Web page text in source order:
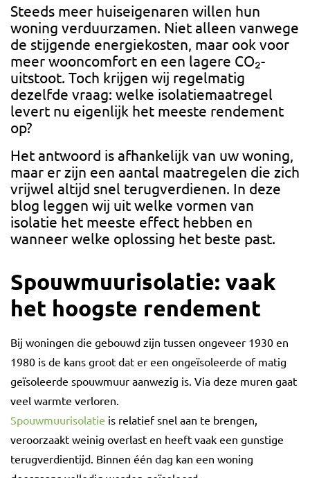
Steeds meer huiseigenaren willen hun
woning verduurzamen. Niet alleen vanwege
de stijgende energiekosten, maar ook voor
meer wooncomfort en een lagere CO₂-
uitstoot. Toch krijgen wij regelmatig
dezelfde vraag: welke isolatiemaatregel
levert nu eigenlijk het meeste rendement
op?
Het antwoord is afhankelijk van uw woning,
maar er zijn een aantal maatregelen die zich
vrijwel altijd snel terugverdienen. In deze
blog leggen wij uit welke vormen van
isolatie het meeste effect hebben en
wanneer welke oplossing het beste past.
Spouwmuurisolatie: vaak
het hoogste rendement
Bij woningen die gebouwd zijn tussen ongeveer 1930 en
1980 is de kans groot dat er een ongeïsoleerde of matig
geïsoleerde spouwmuur aanwezig is. Via deze muren gaat
veel warmte verloren.
Spouwmuurisolatie is relatief snel aan te brengen,
veroorzaakt weinig overlast en heeft vaak een gunstige
terugverdientijd. Binnen één dag kan een woning